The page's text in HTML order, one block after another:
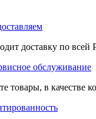
доставку по
обслуживание
товары, в качестве